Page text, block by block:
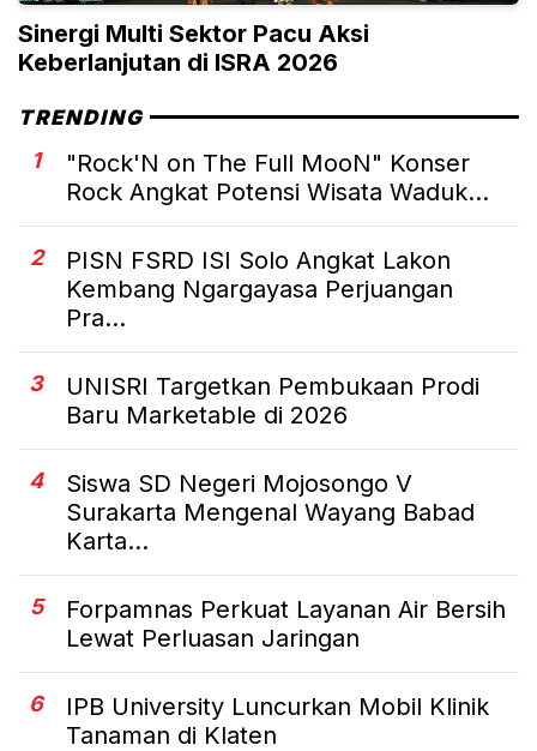
Sinergi Multi Sektor Pacu Aksi
Keberlanjutan di ISRA 2026
TRENDING
1
"Rock'N on The Full MooN" Konser
Rock Angkat Potensi Wisata Waduk...
2
PISN FSRD ISI Solo Angkat Lakon
Kembang Ngargayasa Perjuangan
Pra...
3
UNISRI Targetkan Pembukaan Prodi
Baru Marketable di 2026
4
Siswa SD Negeri Mojosongo V
Surakarta Mengenal Wayang Babad
Karta...
5
Forpamnas Perkuat Layanan Air Bersih
Lewat Perluasan Jaringan
6
IPB University Luncurkan Mobil Klinik
Tanaman di Klaten